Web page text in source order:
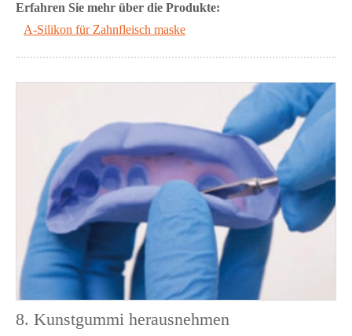
Erfahren Sie mehr über die Produkte:
A-Silikon für Zahnfleisch maske
8. Kunstgummi herausnehmen